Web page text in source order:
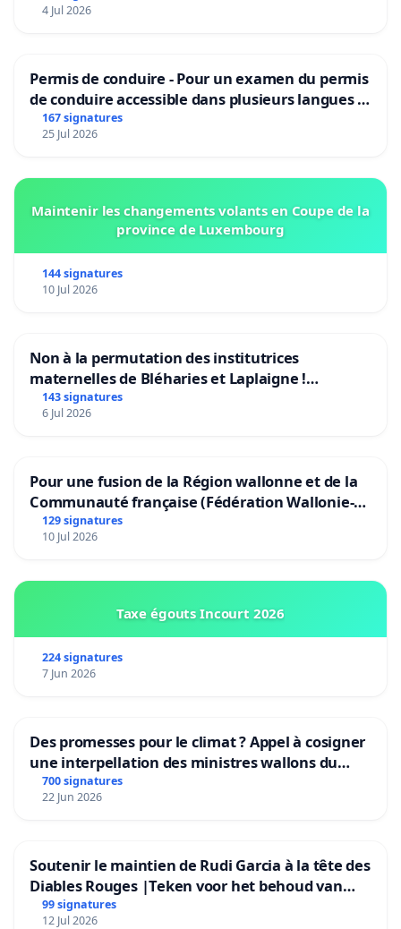
4 Jul 2026
Permis de conduire - Pour un examen du permis
de conduire accessible dans plusieurs langues à
Bruxelles
167 signatures
25 Jul 2026
Maintenir les changements volants en Coupe de la
province de Luxembourg
144 signatures
10 Jul 2026
Non à la permutation des institutrices
maternelles de Bléharies et Laplaigne !
Préservons la stabilité de nos enfants.
143 signatures
6 Jul 2026
Pour une fusion de la Région wallonne et de la
Communauté française (Fédération Wallonie-
Bruxelles)
129 signatures
10 Jul 2026
Taxe égouts Incourt 2026
224 signatures
7 Jun 2026
Des promesses pour le climat ? Appel à cosigner
une interpellation des ministres wallons du
climat et de l’environnement.
700 signatures
22 Jun 2026
Soutenir le maintien de Rudi Garcia à la tête des
Diables Rouges |Teken voor het behoud van
Rudi Garcia als bondscoach
99 signatures
12 Jul 2026